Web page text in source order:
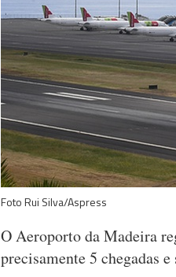
Foto Rui Silva/Aspress
O Aeroporto da Madeira
precisamente 5 chegadas